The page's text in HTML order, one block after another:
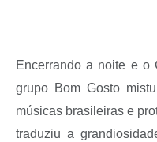
Encerrando a noite e o
grupo Bom Gosto
músicas brasileiras e
traduziu a